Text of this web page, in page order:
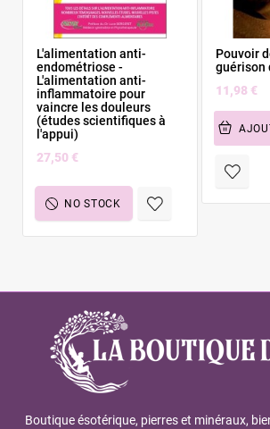
L'alimentation anti-
endométriose -
L'alimentation anti-
inflammatoire pour
vaincre les douleurs
(études scientifiques à
l'appui)
27,50 €
NO STOCK
Pouvoir
guérison
11,98 €
Boutique ésotérique, pierres et minéraux,